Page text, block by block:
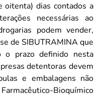
oitenta) dias contados a
necessárias ao
de SIBUTRAMINA que
o prazo definido nesta
e embalagens não